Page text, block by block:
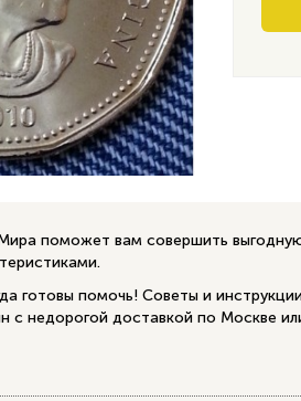
поможет вам совершить
готовы помочь! Советы и
недорогой доставкой по Москве